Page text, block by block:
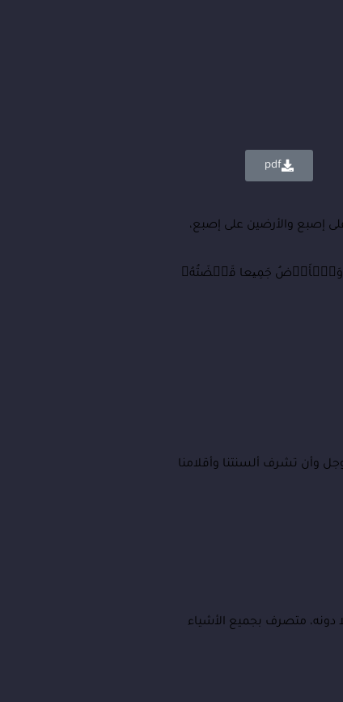
pdf
إصبع والأرضين على إصبع،
وَٱلۡأَرۡضُ جَمِیعا قَبۡضَتُهُۥ
وأن تشرف ألسنتنا وأقلامنا
دونه، متصرف بجميع الأشياء